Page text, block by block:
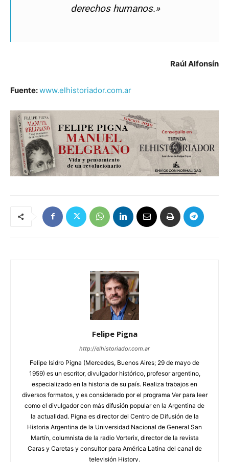
derechos humanos.»
Raúl Alfonsín
Fuente:www.elhistoriador.com.ar
Felipe Pigna
http://elhistoriador.com.ar
Felipe Isidro Pigna (Mercedes, Buenos Aires; 29 de mayo de
1959) es un escritor, divulgador histórico, profesor argentino,
especializado en la historia de su país. Realiza trabajos en
diversos formatos, y es considerado por el programa Ver para leer
como el divulgador con más difusión popular en la Argentina de
la actualidad. Pigna es director del Centro de Difusión de la
Historia Argentina de la Universidad Nacional de General San
Martín, columnista de la radio Vorterix, director de la revista
Caras y Caretas y consultor para América Latina del canal de
televisión History.